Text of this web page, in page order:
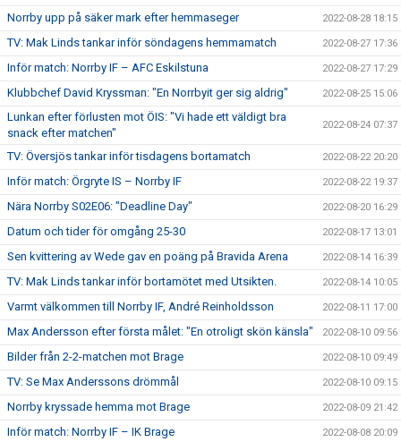
Norrby upp på säker mark efter hemmaseger 2022-08-28 18:15
TV: Mak Linds tankar inför söndagens hemmamatch 2022-08-27 17:36
Inför match: Norrby IF – AFC Eskilstuna 2022-08-27 17:29
Klubbchef David Kryssman: "En Norrbyit ger sig aldrig" 2022-08-25 15:06
Lunkan efter förlusten mot ÖIS: "Vi hade ett väldigt bra
snack efter matchen"
2022-08-24 07:37
TV: Översjös tankar inför tisdagens bortamatch 2022-08-22 20:20
Inför match: Örgryte IS – Norrby IF 2022-08-22 19:37
Nära Norrby S02E06: "Deadline Day" 2022-08-20 16:29
Datum och tider för omgång 25-30 2022-08-17 13:01
Sen kvittering av Wede gav en poäng på Bravida Arena 2022-08-14 16:39
TV: Mak Linds tankar inför bortamötet med Utsikten. 2022-08-14 10:05
Varmt välkommen till Norrby IF, André Reinholdsson 2022-08-11 17:00
Max Andersson efter första målet: "En otroligt skön känsla" 2022-08-10 09:56
Bilder från 2-2-matchen mot Brage 2022-08-10 09:49
TV: Se Max Anderssons drömmål 2022-08-10 09:15
Norrby kryssade hemma mot Brage 2022-08-09 21:42
Inför match: Norrby IF – IK Brage 2022-08-08 20:09